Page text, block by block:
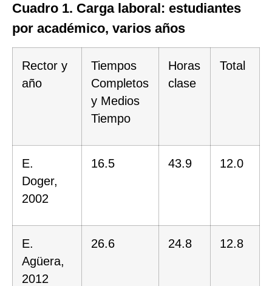
Cuadro 1. Carga laboral: estudiantes
por académico, varios años
Rector y
año
Tiempos
Completos
y Medios
Tiempo
Horas
clase
Total
E.
Doger,
2002
16.5 43.9 12.0
E.
Agüera,
2012
26.6 24.8 12.8